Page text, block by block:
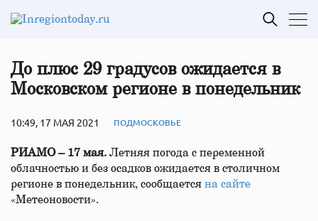
До плюс 29 градусов ожидается в
Московском регионе в понедельник
10:49, 17 МАЯ 2021 ПОДМОСКОВЬЕ
РИАМО – 17 мая. Летняя погода с переменной
облачностью и без осадков ожидается в столичном
регионе в понедельник, сообщается на сайте
«Метеоновости».